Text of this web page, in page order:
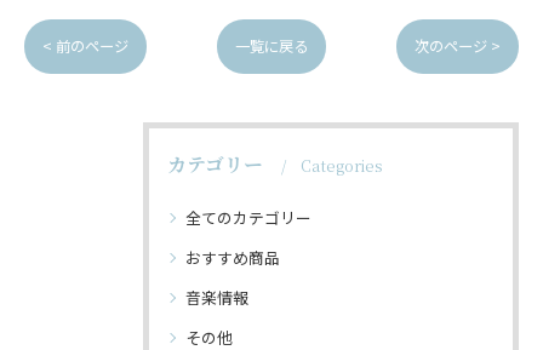
< 前のページ 一覧に戻る 次のページ >
カテゴリー Categories
全てのカテゴリー
おすすめ商品
音楽情報
その他